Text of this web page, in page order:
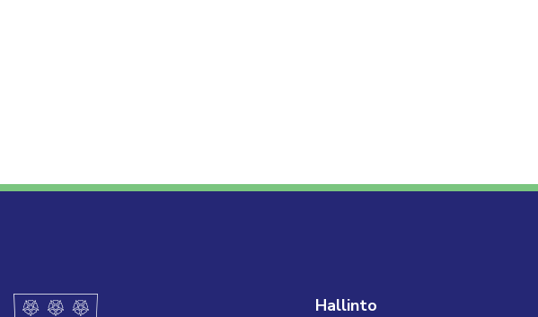
Hallinto